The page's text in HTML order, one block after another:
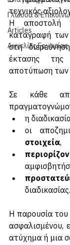
Επαγγελματικές
Γλώσσα &
Articles
Αγγελίες Εργασίας
Ο
τεχνικός
Η αποστολή
καταγραφή των
στη
έκτασης της
Σε κάθε
η
οι
στοιχεία,
Η παρουσία του
ασφαλισμένου,